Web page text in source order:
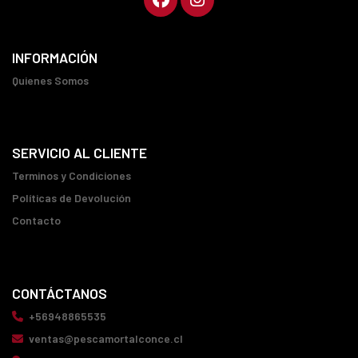
INFORMACIÓN
Quienes Somos
SERVICIO AL CLIENTE
Terminos y Condiciones
Políticas de Devolución
Contacto
CONTÁCTANOS
+56948865535
ventas@pescamortalconce.cl